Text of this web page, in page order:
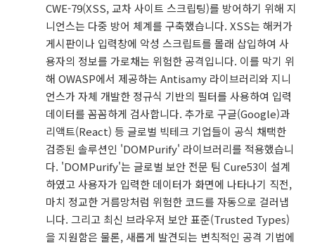
CWE-79(XSS, 교차 사이트 스크립팅)를 방어하기 위해 지
니언스는 다중 방어 체계를 구축했습니다. XSS는 해커가
게시판이나 입력창에 악성 스크립트를 몰래 삽입하여 사
용자의 정보를 가로채는 위험한 공격입니다. 이를 막기 위
해 OWASP에서 제공하는 Antisamy 라이브러리와 지니
언스가 자체 개발한 정규식 기반의 필터를 사용하여 입력
데이터를 꼼꼼하게 검사합니다. 추가로 구글(Google)과
리액트(React) 등 글로벌 빅테크 기업들이 공식 채택한
검증된 솔루션인 'DOMPurify' 라이브러리를 적용했습니
다. 'DOMPurify'는 글로벌 보안 전문 팀 Cure53이 설계
하였고 사용자가 입력한 데이터가 화면에 나타나기 직전,
마치 정교한 거름망처럼 위험한 코드를 자동으로 걸러냅
니다. 그리고 최신 브라우저 보안 표준(Trusted Types)
을 지원함은 물론, 새롭게 발견되는 변칙적인 공격 기법에